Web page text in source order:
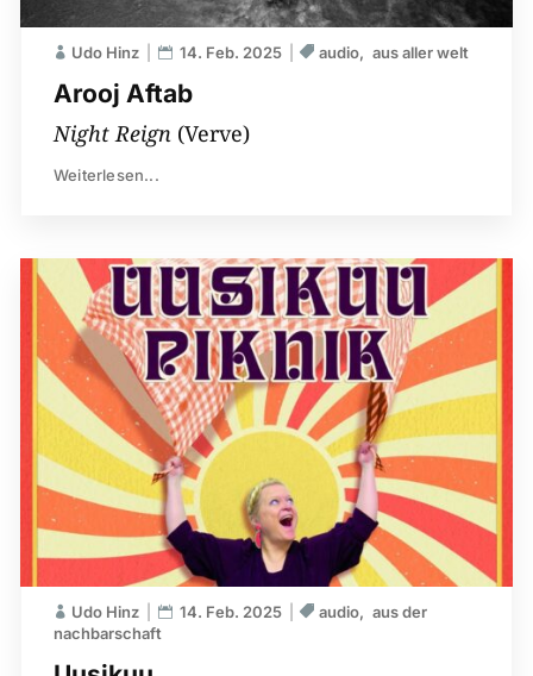
Arooj Aftab
Udo Hinz 14. Feb. 2025 audio aus aller welt
Night Reign (Verve)
Weiterlesen...
Udo Hinz 14. Feb. 2025 audio
aus der
nachbarschaft